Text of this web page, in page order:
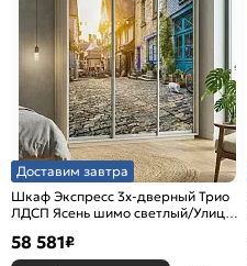
Доставим завтра
Шкаф Экспресс 3х-дверный Трио
ЛДСП Ясень шимо светлый/Улица
58 581₽